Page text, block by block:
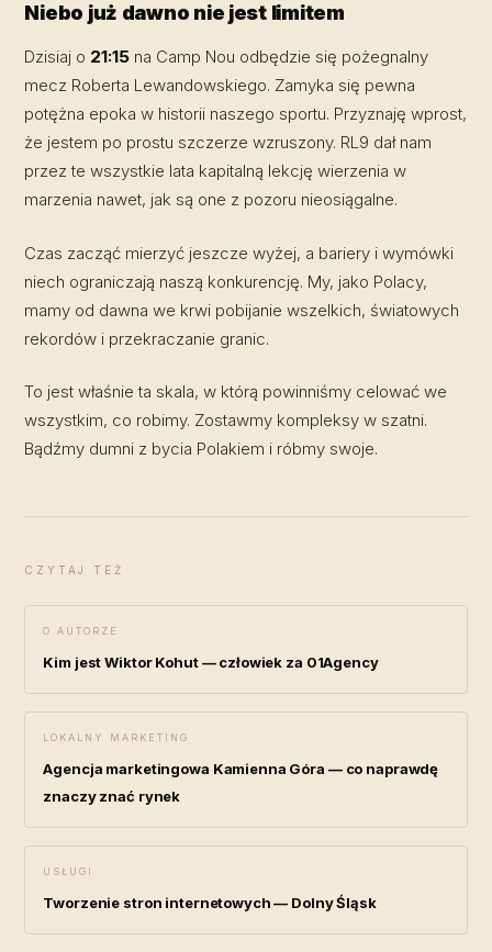
Niebo już dawno nie jest limitem
Dzisiaj o 21:15 na Camp Nou odbędzie się pożegnalny
mecz Roberta Lewandowskiego. Zamyka się pewna
potężna epoka w historii naszego sportu. Przyznaję wprost,
że jestem po prostu szczerze wzruszony. RL9 dał nam
przez te wszystkie lata kapitalną lekcję wierzenia w
marzenia nawet, jak są one z pozoru nieosiągalne.
Czas zacząć mierzyć jeszcze wyżej, a bariery i wymówki
niech ograniczają naszą konkurencję. My, jako Polacy,
mamy od dawna we krwi pobijanie wszelkich, światowych
rekordów i przekraczanie granic.
To jest właśnie ta skala, w którą powinniśmy celować we
wszystkim, co robimy. Zostawmy kompleksy w szatni.
Bądźmy dumni z bycia Polakiem i róbmy swoje.
CZYTAJ TEŻ
O AUTORZE
Kim jest Wiktor Kohut — człowiek za 01Agency
LOKALNY MARKETING
Agencja marketingowa Kamienna Góra — co naprawdę
znaczy znać rynek
USŁUGI
Tworzenie stron internetowych — Dolny Śląsk